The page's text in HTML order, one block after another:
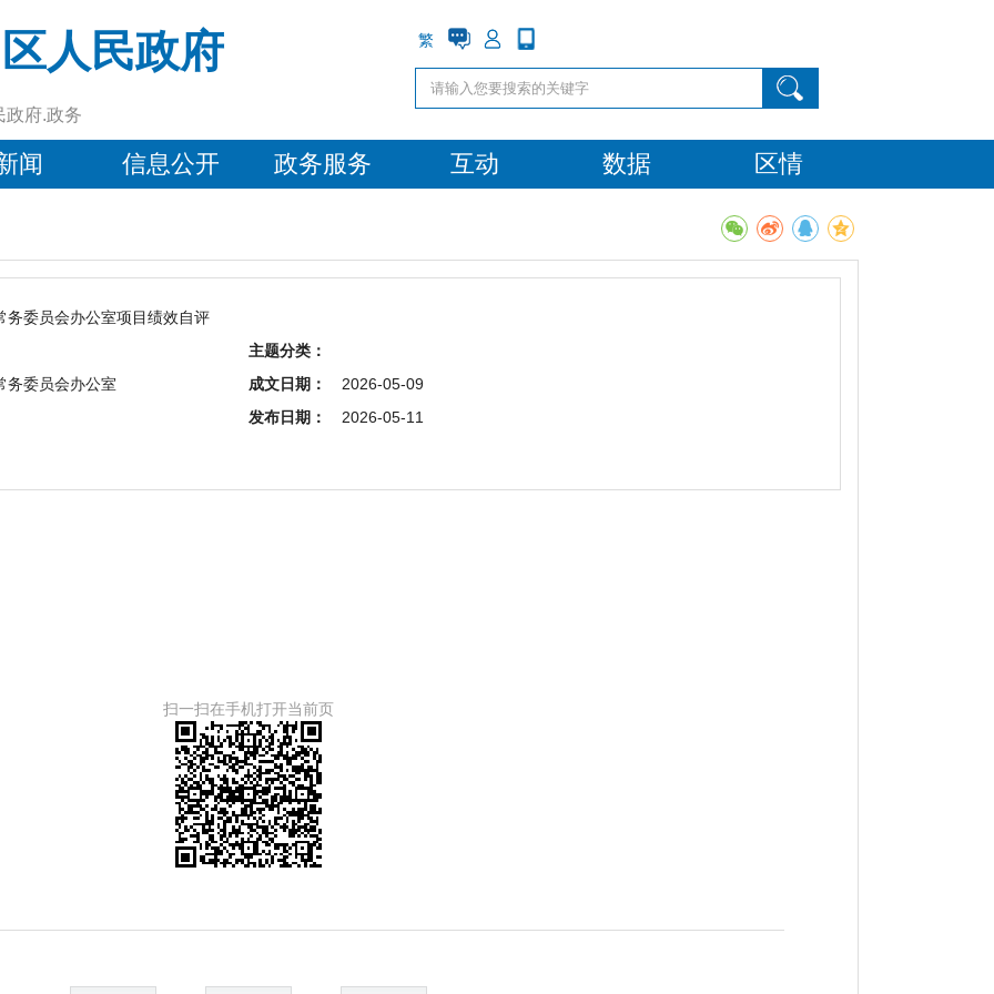
人民政府
政府.政务
繁
闻 信息公开 政务服务 互动 数据 区情
务委员会办公室项目绩效自评
主题分类：
务委员会办公室
成文日期：
2026-05-09
发布日期：
2026-05-11
扫一扫在手机打开当前页